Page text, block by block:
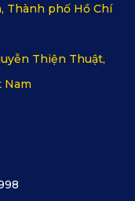
dáng gọn gàng và
KATA KD004 có
Thành phố Hồ Chí
Thiện Thuật,
Nam